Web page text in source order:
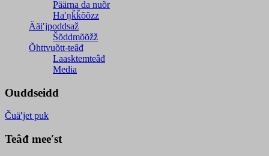
Päärna da nuõr
Haʹŋǩǩõõzz
Ääiʹjpoddsaž
Šõddmõõžž
Õhttvuõtt-teâđ
Laasktemteâđ
Media
Ouddseidd
Čuäʹjet puk
Teâđ meeʹst